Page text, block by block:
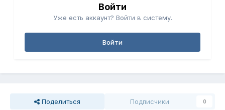
Войти
Уже есть аккаунт? Войти в систему.
Войти
Поделиться Подписчики 0